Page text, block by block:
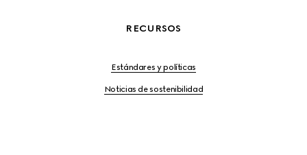
RECURSOS
Estándares y políticas
Noticias de sostenibilidad